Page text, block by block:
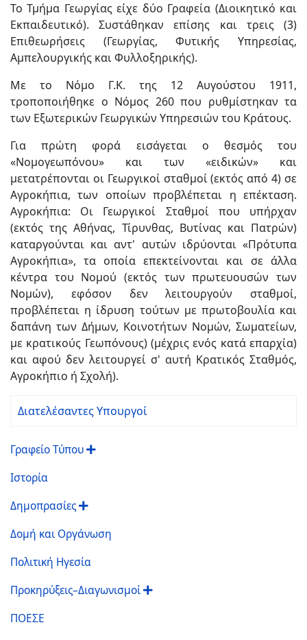
Το Τμήμα Γεωργίας είχε δύο Γραφεία (Διοικητικό και
Εκπαιδευτικό). Συστάθηκαν επίσης και τρεις (3)
Επιθεωρήσεις (Γεωργίας, Φυτικής Υπηρεσίας,
Αμπελουργικής και Φυλλοξηρικής).
Με το Νόμο Γ.Κ. της 12 Αυγούστου 1911,
τροποποιήθηκε ο Νόμος 260 που ρυθμίστηκαν τα
των Εξωτερικών Γεωργικών Υπηρεσιών του Κράτους.
Για πρώτη φορά εισάγεται ο θεσμός του
«Νομογεωπόνου» και των «ειδικών» και
μετατρέπονται οι Γεωργικοί σταθμοί (εκτός από 4) σε
Αγροκήπια, των οποίων προβλέπεται η επέκταση.
Αγροκήπια: Οι Γεωργικοί Σταθμοί που υπήρχαν
(εκτός της Αθήνας, Τίρυνθας, Βυτίνας και Πατρών)
καταργούνται και αντ' αυτών ιδρύονται «Πρότυπα
Αγροκήπια», τα οποία επεκτείνονται και σε άλλα
κέντρα του Νομού (εκτός των πρωτευουσών των
Νομών), εφόσον δεν λειτουργούν σταθμοί,
προβλέπεται η ίδρυση τούτων με πρωτοβουλία και
δαπάνη των Δήμων, Κοινοτήτων Νομών, Σωματείων,
με κρατικούς Γεωπόνους) (μέχρις ενός κατά επαρχία)
και αφού δεν λειτουργεί σ' αυτή Κρατικός Σταθμός,
Αγροκήπιο ή Σχολή).
Διατελέσαντες Υπουργοί
Γραφείο Τύπου
Ιστορία
Δημοπρασίες
Δομή και Οργάνωση
Πολιτική Ηγεσία
Προκηρύξεις–Διαγωνισμοί
ΠΟΕΣΕ